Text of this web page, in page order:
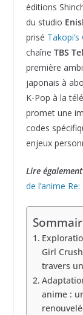
éditions
du studio
prisé
chaîne TBS
première
japonais à
K-Pop à la
promet une
codes
enjeux
Lire
de l’anime
Girl
travers
anime :